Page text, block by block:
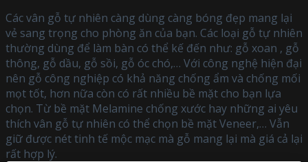
Các vân gỗ tự nhiên càng dùng càng bóng đẹp mang lại
vẻ sang trọng cho phòng ăn của bạn. Các loại gỗ tự nhiên
thường dùng để làm bàn có thể kế đến như: gỗ xoan , gỗ
thông, gỗ dầu, gỗ sồi, gỗ óc chó,… Với công nghệ hiện đại
nên gỗ công nghiệp có khả năng chống ẩm và chống mối
mọt tốt, hơn nữa còn có rất nhiều bề mặt cho bạn lựa
chọn. Từ bề mặt Melamine chống xước hay những ai yêu
thích vân gỗ tự nhiên có thể chọn bề mặt Veneer,… Vẫn
giữ được nét tinh tế mộc mạc mà gỗ mang lại mà giá cả lại
rất hợp lý.